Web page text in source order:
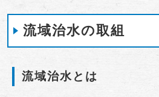
流域治水の取組
流域治水とは